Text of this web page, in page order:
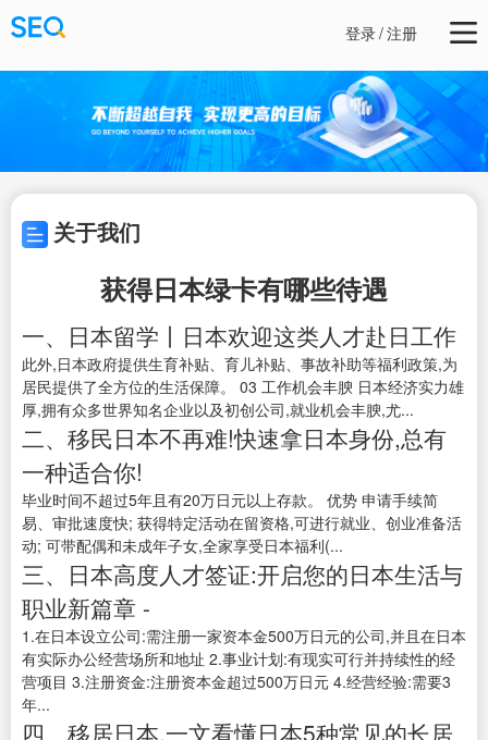
登录/注册
关于我们
获得日本绿卡有哪些待遇
一、日本留学丨日本欢迎这类人才赴日工作
此外,日本政府提供生育补贴、育儿补贴、事故补助等福利政策,为
居民提供了全方位的生活保障。 03 工作机会丰腴 日本经济实力雄
厚,拥有众多世界知名企业以及初创公司,就业机会丰腴,尤...
二、移民日本不再难!快速拿日本身份,总有
一种适合你!
毕业时间不超过5年且有20万日元以上存款。 优势 申请手续简
易、审批速度快; 获得特定活动在留资格,可进行就业、创业准备活
动; 可带配偶和未成年子女,全家享受日本福利(...
三、日本高度人才签证:开启您的日本生活与
职业新篇章 -
1.在日本设立公司:需注册一家资本金500万日元的公司,并且在日本
有实际办公经营场所和地址 2.事业计划:有现实可行并持续性的经
营项目 3.注册资金:注册资本金超过500万日元 4.经营经验:需要3
年...
四、移居日本,一文看懂日本5种常见的长居